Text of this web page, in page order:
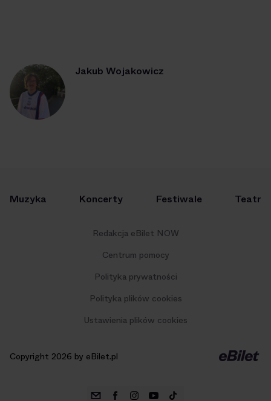
Jakub Wojakowicz
Muzyka Koncerty Festiwale Teatr
Redakcja eBilet NOW
Centrum pomocy
Polityka prywatności
Polityka plików cookies
Ustawienia plików cookies
Copyright 2026 by eBilet.pl